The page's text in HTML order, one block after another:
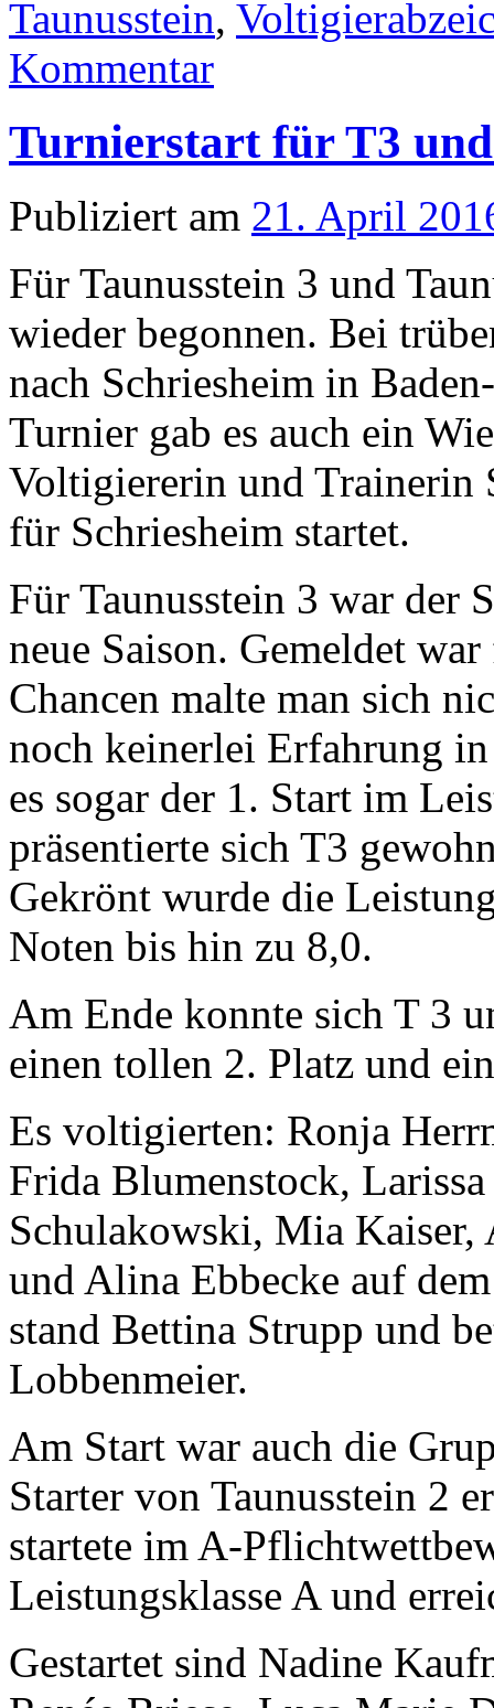
Taunusstein,
Kommentar
Turnierstart für T3
Publiziert am 21. April
Für Taunusstein 3 und
wieder begonnen. Bei
nach Schriesheim in
Turnier gab es auch ein
Voltigiererin und Trainerin
für Schriesheim startet.
Für Taunusstein 3 war der
neue Saison. Gemeldet
Chancen malte man sich
noch keinerlei Erfahrung
es sogar der 1. Start im
präsentierte sich T3
Gekrönt wurde die
Noten bis hin zu 8,0.
Am Ende konnte sich T 3
einen tollen 2. Platz und
Es voltigierten: Ronja
Frida Blumenstock,
Schulakowski, Mia Kaiser,
und Alina Ebbecke auf
stand Bettina Strupp und
Lobbenmeier.
Am Start war auch die
Starter von Taunusstein 2
startete im A-
Leistungsklasse A und
Gestartet sind Nadine